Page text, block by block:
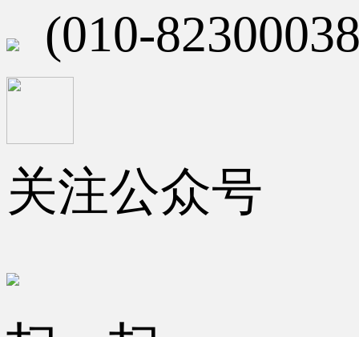
(010-
关注公众号